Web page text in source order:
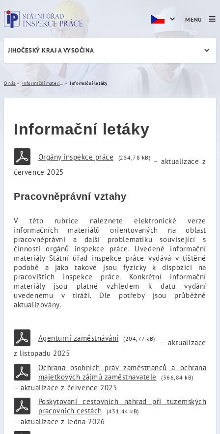
Informační letáky
JIHOČESKÝ KRAJ A VYSOČINA
O nás Informační letáky
Informační letáky
Orgány inspekce práce (254,78 kB) – aktualizace z
července 2025
Pracovněprávní vztahy
V této rubrice naleznete elektronické verze
informačních materiálů orientovaných na oblast
pracovněprávní a další problematiku související s
činností orgánů inspekce práce. Uvedené informační
materiály Státní úřad inspekce práce vydává v tištěné
podobě a jako takové jsou fyzicky k dispozici na
pracovištích inspekce práce. Konkrétní informační
materiály jsou platné vzhledem k datu vydání
uvedenému v tiráži. Dle potřeby jsou průběžně
aktualizovány.
Agenturní zaměstnávání (204,77 kB)
– aktualizace
z listopadu 2025
Ochrana osobních práv zaměstnanců a ochrana
majetkových zájmů zaměstnavatele
(366,84 kB)
– aktualizace z července 2025
Poskytování cestovních náhrad při tuzemských
pracovních cestách
(431,44 kB)
– aktualizace z ledna 2026
MENU